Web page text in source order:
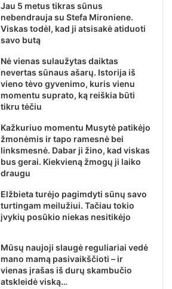
Jau 5 metus tikras sūnus
nebendrauja su Stefa Mironiene.
Viskas todėl, kad ji atsisakė atiduoti
savo butą
Nė vienas sulaužytas daiktas
nevertas sūnaus ašarų. Istorija iš
vieno tėvo gyvenimo, kuris vienu
momentu suprato, ką reiškia būti
tikru tėčiu
Kažkuriuo momentu Musytė patikėjo
žmonėmis ir tapo ramesnė bei
linksmesnė. Dabar ji žino, kad viskas
bus gerai. Kiekvieną žmogų ji laiko
draugu
Elžbieta turėjo pagimdyti sūnų savo
turtingam meilužiui. Tačiau tokio
įvykių posūkio niekas nesitikėjo
Mūsų naujoji slaugė reguliariai vedė
mano mamą pasivaikščioti – ir
vienas įrašas iš durų skambučio
atskleidė viską…